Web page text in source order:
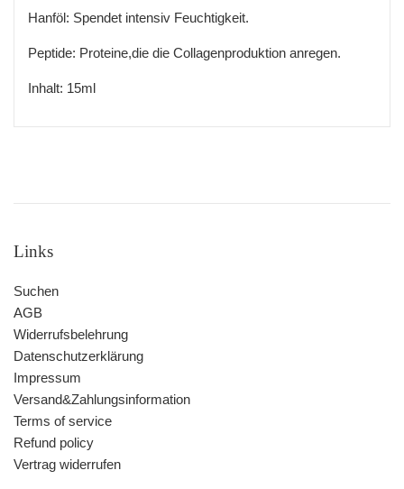
Hanföl: Spendet intensiv Feuchtigkeit.
Peptide: Proteine,die die Collagenproduktion anregen.
Inhalt: 15ml
Links
Suchen
AGB
Widerrufsbelehrung
Datenschutzerklärung
Impressum
Versand&Zahlungsinformation
Terms of service
Refund policy
Vertrag widerrufen